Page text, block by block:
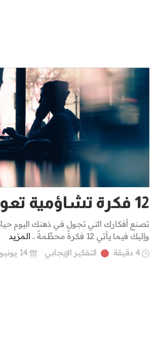
12 فكرة تشاؤمية تعوق تقدُّمنا
تصنع أفكارك التي تجول في ذهنك اليوم
وإليكَ فيما يأتي 12 فكرةً محطِّمةً ..
المزيد
4 دقيقة
التفكير الإيجابي 14 يونيو 2023